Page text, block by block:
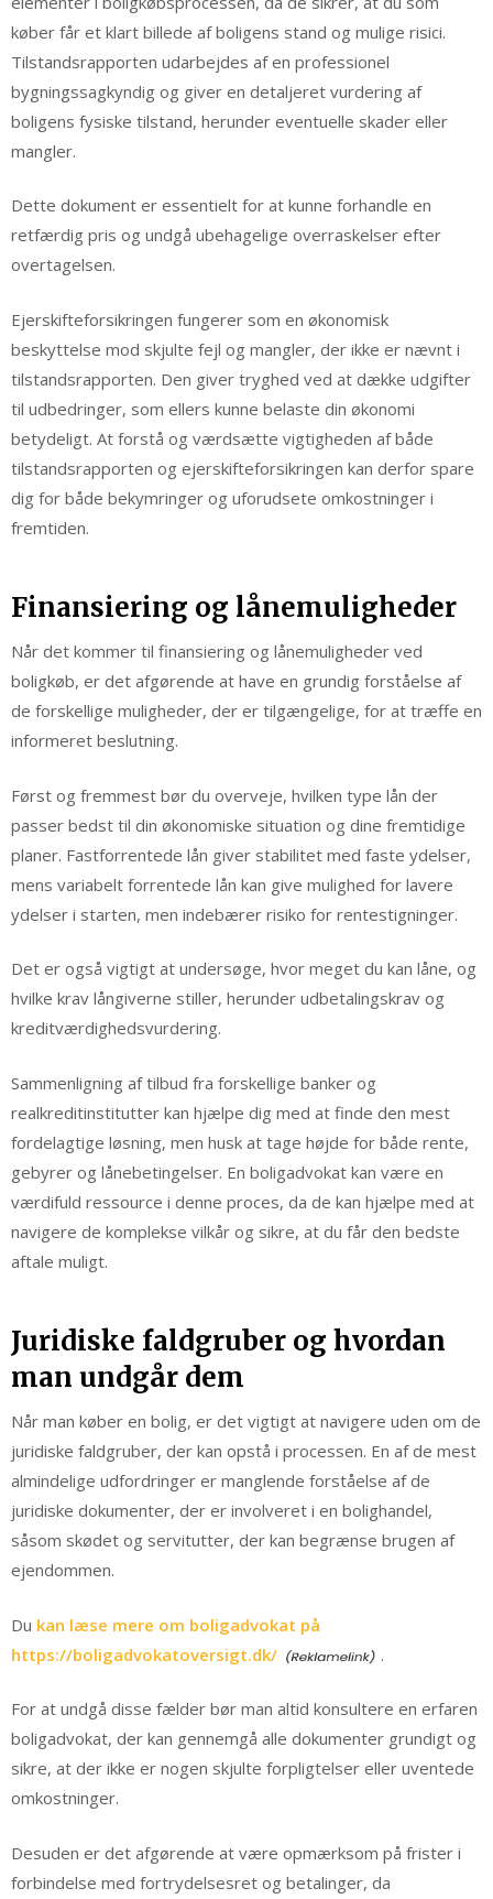
køber får et klart billede af boligens stand og mulige risici.
Tilstandsrapporten udarbejdes af en professionel
bygningssagkyndig og giver en detaljeret vurdering af
boligens fysiske tilstand, herunder eventuelle skader eller
mangler.
Dette dokument er essentielt for at kunne forhandle en
retfærdig pris og undgå ubehagelige overraskelser efter
overtagelsen.
Ejerskifteforsikringen fungerer som en økonomisk
beskyttelse mod skjulte fejl og mangler, der ikke er nævnt i
tilstandsrapporten. Den giver tryghed ved at dække udgifter
til udbedringer, som ellers kunne belaste din økonomi
betydeligt. At forstå og værdsætte vigtigheden af både
tilstandsrapporten og ejerskifteforsikringen kan derfor spare
dig for både bekymringer og uforudsete omkostninger i
fremtiden.
Finansiering og lånemuligheder
Når det kommer til finansiering og lånemuligheder ved
boligkøb, er det afgørende at have en grundig forståelse af
de forskellige muligheder, der er tilgængelige, for at træffe en
informeret beslutning.
Først og fremmest bør du overveje, hvilken type lån der
passer bedst til din økonomiske situation og dine fremtidige
planer. Fastforrentede lån giver stabilitet med faste ydelser,
mens variabelt forrentede lån kan give mulighed for lavere
ydelser i starten, men indebærer risiko for rentestigninger.
Det er også vigtigt at undersøge, hvor meget du kan låne, og
hvilke krav långiverne stiller, herunder udbetalingskrav og
kreditværdighedsvurdering.
Sammenligning af tilbud fra forskellige banker og
realkreditinstitutter kan hjælpe dig med at finde den mest
fordelagtige løsning, men husk at tage højde for både rente,
gebyrer og lånebetingelser. En boligadvokat kan være en
værdifuld ressource i denne proces, da de kan hjælpe med at
navigere de komplekse vilkår og sikre, at du får den bedste
aftale muligt.
Juridiske faldgruber og hvordan
man undgår dem
Når man køber en bolig, er det vigtigt at navigere uden om de
juridiske faldgruber, der kan opstå i processen. En af de mest
almindelige udfordringer er manglende forståelse af de
juridiske dokumenter, der er involveret i en bolighandel,
såsom skødet og servitutter, der kan begrænse brugen af
ejendommen.
Du kan læse mere om boligadvokat på
https://boligadvokatoversigt.dk/
.
For at undgå disse fælder bør man altid konsultere en erfaren
boligadvokat, der kan gennemgå alle dokumenter grundigt og
sikre, at der ikke er nogen skjulte forpligtelser eller uventede
omkostninger.
Desuden er det afgørende at være opmærksom på frister i
forbindelse med fortrydelsesret og betalinger, da